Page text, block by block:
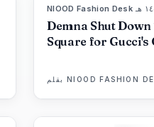
NIOOD Fashion Desk·
Demna Shut Down
Square for Gucci's
بقلم NIOOD FASHION